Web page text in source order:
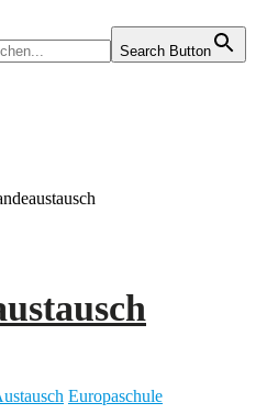
Search Button
Europaschule